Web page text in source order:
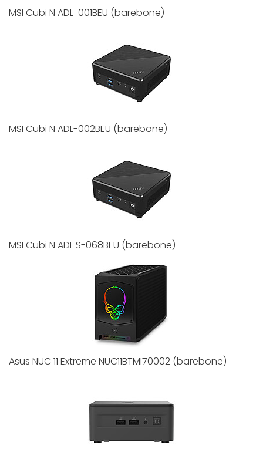
MSI Cubi N ADL-001BEU (barebone)
MSI Cubi N ADL-002BEU (barebone)
MSI Cubi N ADL S-068BEU (barebone)
Asus NUC 11 Extreme NUC11BTMI70002 (barebone)